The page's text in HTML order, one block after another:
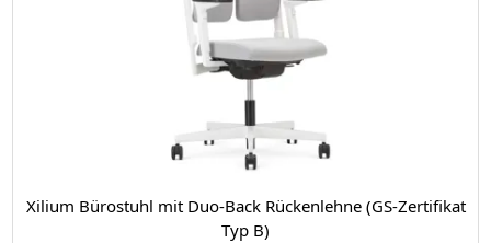
Xilium Bürostuhl mit Duo-Back Rückenlehne (GS-Zertifikat
Typ B)